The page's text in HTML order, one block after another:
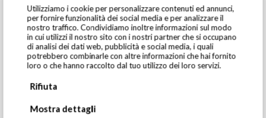
Utilizziamo i cookie per personalizzare contenuti ed annunci,
per fornire funzionalità dei social media e per analizzare il
nostro traffico. Condividiamo inoltre informazioni sul modo
in cui utilizzi il nostro sito con i nostri partner che si occupano
di analisi dei dati web, pubblicità e social media, i quali
potrebbero combinarle con altre informazioni che hai fornito
loro o che hanno raccolto dal tuo utilizzo dei loro servizi.
Rifiuta
Mostra dettagli
PDM-Modelle
SGM Magnetics produziert 10 verschiedene Modelle
Größe